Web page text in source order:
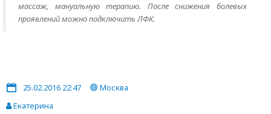
массаж, мануальную терапию. После снижения болевых
проявлений можно подключить ЛФК.
25.02.2016 22:47
Москва
Екатерина